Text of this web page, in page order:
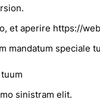
et aperire https://
mandatum speciale
sinistram elit.